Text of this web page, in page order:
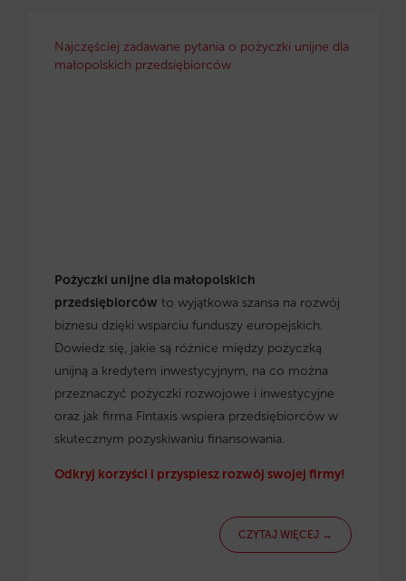
Najczęściej zadawane pytania o pożyczki unijne dla
małopolskich przedsiębiorców
Pożyczki unijne dla małopolskich
przedsiębiorców to wyjątkowa szansa na rozwój
biznesu dzięki wsparciu funduszy europejskich.
Dowiedz się, jakie są różnice między pożyczką
unijną a kredytem inwestycyjnym, na co można
przeznaczyć pożyczki rozwojowe i inwestycyjne
oraz jak firma Fintaxis wspiera przedsiębiorców w
skutecznym pozyskiwaniu finansowania.
Odkryj korzyści i przyspiesz rozwój swojej firmy!
CZYTAJ WIĘCEJ →